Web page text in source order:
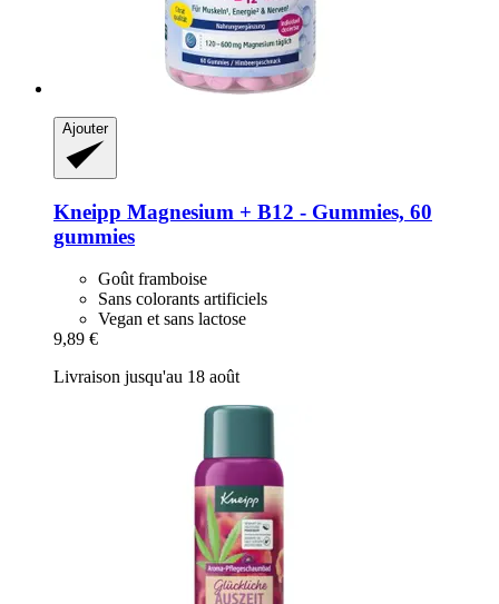
Ajouter
Kneipp Magnesium + B12 -​ Gummies, 60
gummies
Goût framboise
Sans colorants artificiels
Vegan et sans lactose
9,89 €
Livraison jusqu'au 18 août